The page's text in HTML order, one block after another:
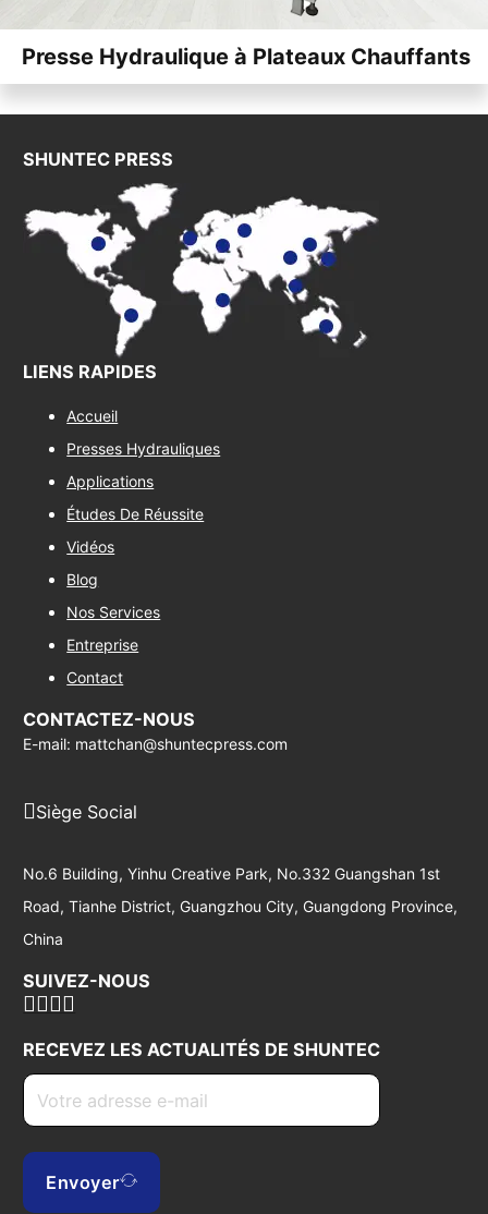
Presse Hydraulique à Plateaux Chauffants
SHUNTEC PRESS
LIENS RAPIDES
Accueil
Presses Hydrauliques
Applications
Études De Réussite
Vidéos
Blog
Nos Services
Entreprise
Contact
CONTACTEZ-NOUS
E-mail: mattchan@shuntecpress.com
Siège Social
No.6 Building, Yinhu Creative Park, No.332 Guangshan 1st
Road, Tianhe District, Guangzhou City, Guangdong Province,
China
SUIVEZ-NOUS
RECEVEZ LES ACTUALITÉS DE SHUNTEC
Envoyer